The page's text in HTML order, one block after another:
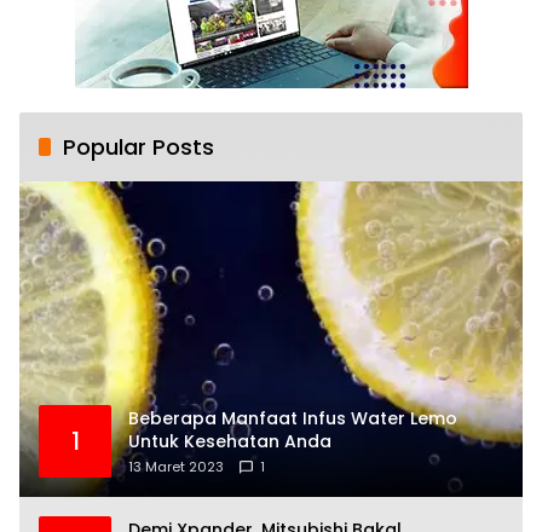
Popular Posts
1
Beberapa Manfaat Infus Water Lemo
Untuk Kesehatan Anda
13 Maret 2023 1